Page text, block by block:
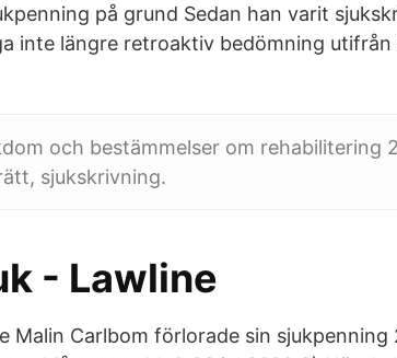
på grund Sedan han varit
inte längre retroaktiv bedömning
och bestämmelser om rehabilitering
sjukskrivning.
- Lawline
Carlbom förlorade sin sjukpenning